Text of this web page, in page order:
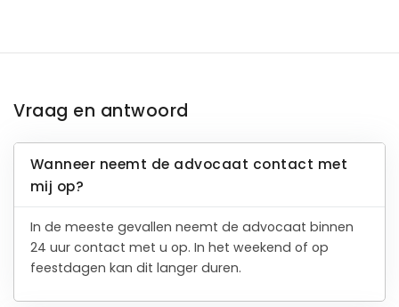
Vraag en antwoord
Wanneer neemt de advocaat contact met
mij op?
In de meeste gevallen neemt de advocaat binnen
24 uur contact met u op. In het weekend of op
feestdagen kan dit langer duren.